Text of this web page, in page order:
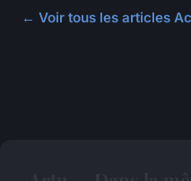
← Voir tous les articles